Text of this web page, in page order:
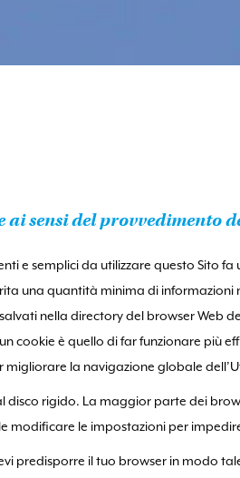
ai sensi del provvedimento
e semplici da utilizzare questo Sito fa
una quantità minima di informazioni
nella directory del browser Web
cookie è quello di far funzionare più
la navigazione globale
disco rigido. La maggior parte dei
modificare le impostazioni per
predisporre il tuo browser in modo